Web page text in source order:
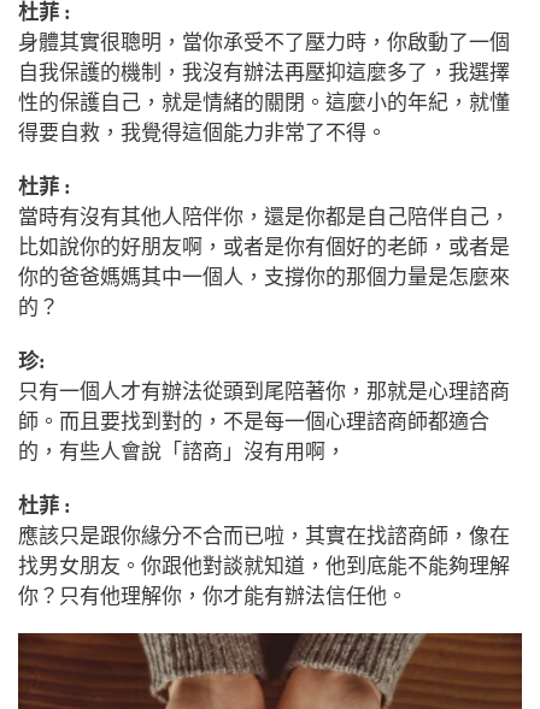
杜菲 :
身體其實很聰明，當你承受不了壓力時，你啟動了一個
自我保護的機制，我沒有辦法再壓抑這麼多了，我選擇
性的保護自己，就是情緒的關閉。這麼小的年紀，就懂
得要自救，我覺得這個能力非常了不得。
杜菲 :
當時有沒有其他人陪伴你，還是你都是自己陪伴自己，
比如說你的好朋友啊，或者是你有個好的老師，或者是
你的爸爸媽媽其中一個人，支撐你的那個力量是怎麼來
的？
珍:
只有一個人才有辦法從頭到尾陪著你，那就是心理諮商
師。而且要找到對的，不是每一個心理諮商師都適合
的，有些人會說 「 諮商 」 沒有用啊，
杜菲 :
應該只是跟你緣分不合而已啦，其實在找諮商師，像在
找男女朋友。你跟他對談就知道，他到底能不能夠理解
你？只有他理解你，你才能有辦法信任他。